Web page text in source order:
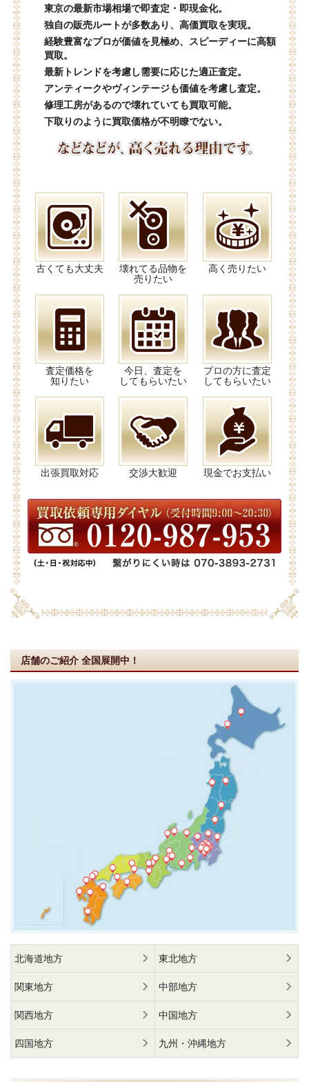
東京の最新市場相場で即査定・即現金化。
独自の販売ルートが多数あり、高価買取を実現。
経験豊富なプロが価値を見極め、スピーディーに高額
買取。
最新トレンドを考慮し需要に応じた適正査定。
アンティークやヴィンテージも価値を考慮し査定。
修理工房があるので壊れていても買取可能。
下取りのように買取価格が不明瞭でない。
古くても大丈夫
壊れてる品物を
売りたい
高く売りたい
査定価格を
知りたい
今日、査定を
してもらいたい
プロの方に査定
してもらいたい
出張買取対応 交渉大歓迎 現金でお支払い
店舗のご紹介 全国展開中！
北海道地方 東北地方
関東地方 中部地方
関西地方 中国地方
四国地方 九州・沖縄地方